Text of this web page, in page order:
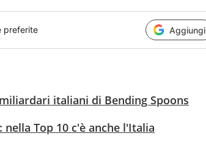
preferite Aggiungi
italiani di Bending Spoons
Top 10 c'è anche l'Italia